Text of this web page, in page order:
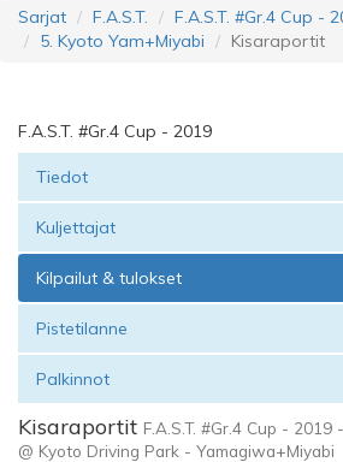
Sarjat F.A.S.T. F.A.S.T. #Gr.4 Cup -
5. Kyoto Yam+Miyabi
Kisaraportit
F.A.S.T. #Gr.4 Cup - 2019
Tiedot
Kuljettajat
Kilpailut & tulokset
Pistetilanne
Palkinnot
Kisaraportit F.A.S.T. #Gr.4 Cup - 2019
@ Kyoto Driving Park - Yamagiwa+Miyabi